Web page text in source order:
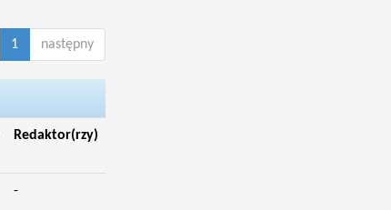
1 następny
Redaktor(rzy)
-